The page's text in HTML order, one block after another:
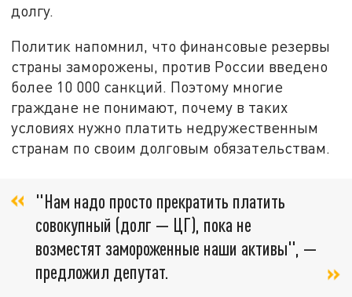
долгу.
Политик напомнил, что финансовые резервы
страны заморожены, против России введено
более 10 000 санкций. Поэтому многие
граждане не понимают, почему в таких
условиях нужно платить недружественным
странам по своим долговым обязательствам.
"Нам надо просто прекратить платить
совокупный (долг — ЦГ), пока не
возместят замороженные наши активы", —
предложил депутат.